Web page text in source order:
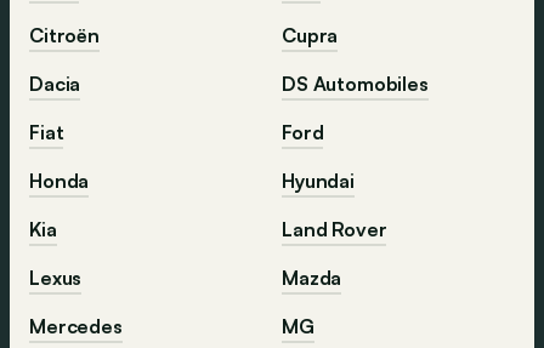
Citroën
Cupra
Dacia
DS Automobiles
Fiat
Ford
Honda
Hyundai
Kia
Land Rover
Lexus
Mazda
Mercedes
MG